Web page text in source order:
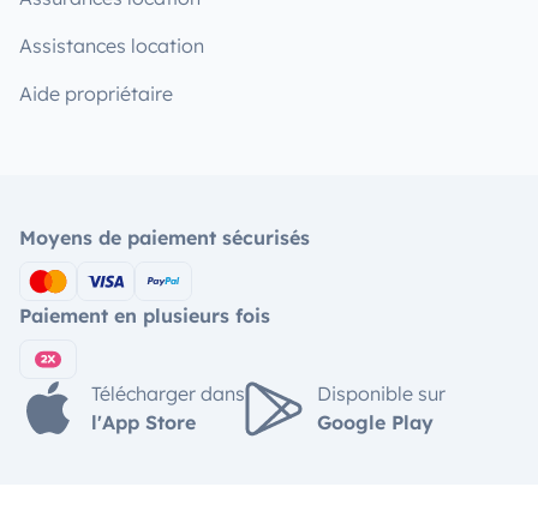
Assistances location
Aide propriétaire
Moyens de paiement sécurisés
Paiement en plusieurs fois
Télécharger dans
l'App Store
Disponible sur
Google Play